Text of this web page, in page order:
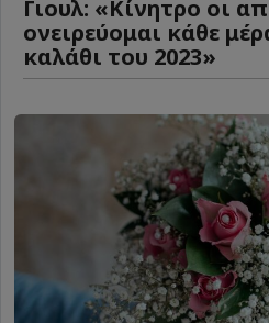
Γιουλ: «Κίνητρο οι
ονειρεύομαι κάθε
καλάθι του 2023»